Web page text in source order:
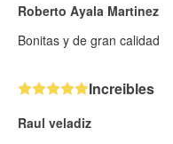
Roberto Ayala Martinez
Bonitas y de gran calidad
Increibles
Raul veladiz